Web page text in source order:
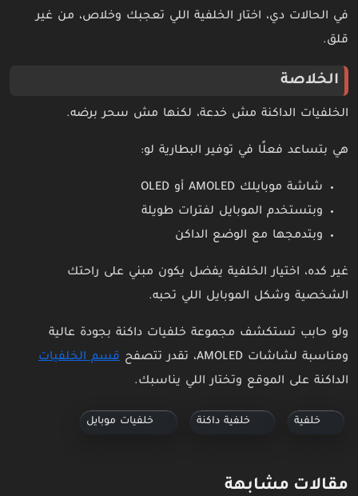
في الحالات دي، اختار الخلفية اللي تعجبك وخلاص، من غير
قلق.
الخلاصة
الخلفيات الداكنة مش خدعة، لكنها مش سحر برضه.
هي بتساعد فعلًا في توفير البطارية لو:
شاشة موبايلك AMOLED أو OLED
وبتستخدم الموبايل لفترات طويلة
وبتدمجها مع الوضع الداكن
غير كده، اختيار الخلفية يفضل يكون مبني على راحتك
الشخصية وشكل الموبايل اللي تحبه.
ولو حابب تستكشف مجموعة خلفيات داكنة بجودة عالية
ومناسبة لشاشات AMOLED، تقدر تتصفح
قسم الخلفيات
الداكنة على الموقع وتختار اللي يناسبك.
خلفية خلفية داكنة خلفيات موبايل
مقالات مشابهة